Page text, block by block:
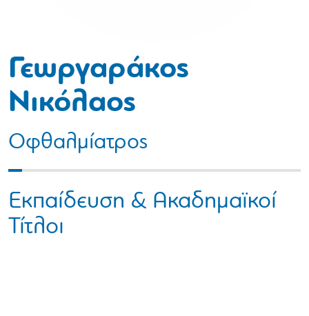
Γεωργαράκος
Νικόλαος
Οφθαλμίατρος
Εκπαίδευση & Ακαδημαϊκοί
Τίτλοι